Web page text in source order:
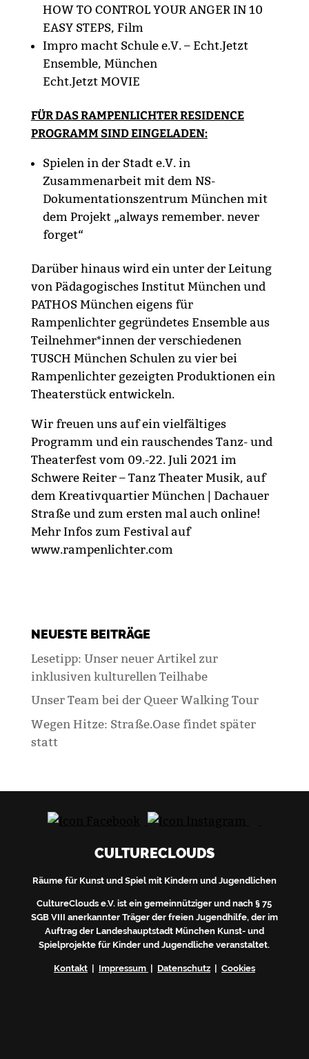
HOW TO CONTROL YOUR ANGER IN 10
EASY STEPS, Film
Impro macht Schule e.V. – Echt.Jetzt
Ensemble, München
Echt.Jetzt MOVIE
FÜR DAS RAMPENLICHTER RESIDENCE
PROGRAMM SIND EINGELADEN:
Spielen in der Stadt e.V. in
Zusammenarbeit mit dem NS-
Dokumentationszentrum München mit
dem Projekt „always remember. never
forget“
Darüber hinaus wird ein unter der Leitung
von Pädagogisches Institut München und
PATHOS München eigens für
Rampenlichter gegründetes Ensemble aus
Teilnehmer*innen der verschiedenen
TUSCH München Schulen zu vier bei
Rampenlichter gezeigten Produktionen ein
Theaterstück entwickeln.
Wir freuen uns auf ein vielfältiges
Programm und ein rauschendes Tanz- und
Theaterfest vom 09.-22. Juli 2021 im
Schwere Reiter – Tanz Theater Musik, auf
dem Kreativquartier München | Dachauer
Straße und zum ersten mal auch online!
Mehr Infos zum Festival auf
www.rampenlichter.com
NEUESTE BEITRÄGE
Lesetipp: Unser neuer Artikel zur
inklusiven kulturellen Teilhabe
Unser Team bei der Queer Walking Tour
Wegen Hitze: Straße.Oase findet später
statt
CULTURECLOUDS
Räume für Kunst und Spiel mit Kindern und Jugendlichen
CultureClouds e.V. ist ein gemeinnütziger und nach § 75
SGB VIII anerkannter Träger der freien Jugendhilfe, der im
Auftrag der Landeshauptstadt München Kunst- und
Spielprojekte für Kinder und Jugendliche veranstaltet.
Kontakt| Impressum | Datenschutz| Cookies